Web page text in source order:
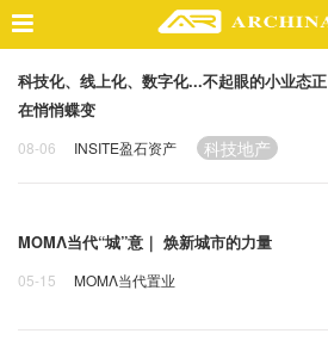
精选案例
建 筑
景 观
头条资讯
科技化、线上化、数字化...不起眼的小业态正
在悄悄蝶变
08-06 INSITE盈石资产 科技地产
ΜΟΜΛ当代“城”意｜ 焕新城市的力量
05-15 MOMΛ当代置业